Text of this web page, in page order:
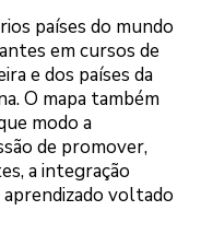
países do mundo
em cursos de
e dos países da
O mapa também
modo a
de promover,
a integração
voltado